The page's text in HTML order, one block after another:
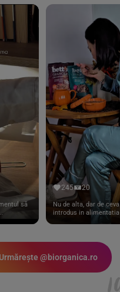
să
245 20
Nu de alta, dar de
introdus in alimentatia
Urmărește @biorganica.ro